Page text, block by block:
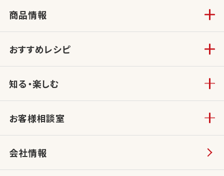
商品情報
おすすめレシピ
知る・楽しむ
お客様相談室
会社情報